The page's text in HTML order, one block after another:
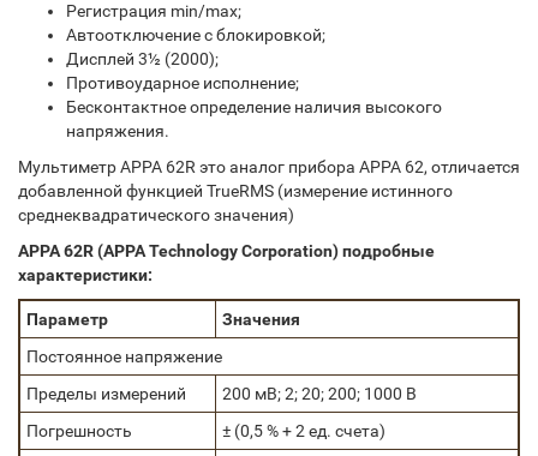
Регистрация min/max;
Автоотключение с блокировкой;
Дисплей 3½ (2000);
Противоударное исполнение;
Бесконтактное определение наличия высокого
напряжения.
Мультиметр APPA 62R это аналог прибора APPA 62, отличается
добавленной функцией TrueRMS (измерение истинного
среднеквадратического значения)
APPA 62R (APPA Technology Corporation) подробные
характеристики:
Параметр
Значения
Постоянное напряжение
Пределы измерений
200 мВ; 2; 20; 200; 1000 В
Погрешность
± (0,5 % + 2 ед. счета)